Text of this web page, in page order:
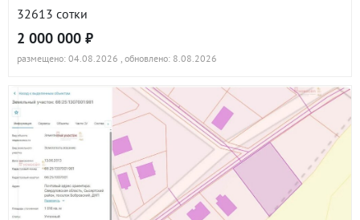
32613 сотки
2 000 000 ₽
размещено: 04.08.2026 , обновлено: 8.08.2026